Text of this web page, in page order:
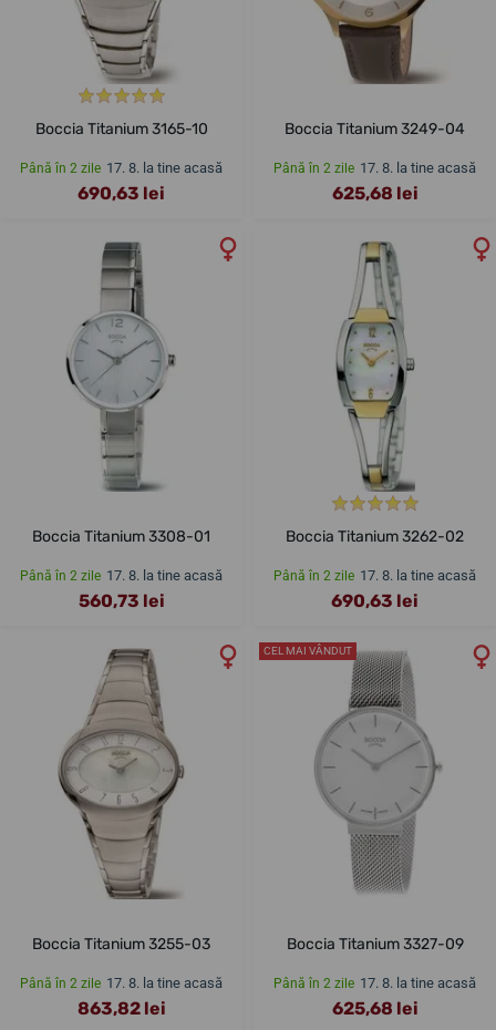
Boccia Titanium 3165-10
Până în 2 zile 17. 8. la tine acasă
690,63 lei
Boccia Titanium 3249-04
Până în 2 zile 17. 8. la tine acasă
625,68 lei
Boccia Titanium 3308-01
Până în 2 zile 17. 8. la tine acasă
560,73 lei
Boccia Titanium 3262-02
Până în 2 zile 17. 8. la tine acasă
690,63 lei
Boccia Titanium 3255-03
Până în 2 zile 17. 8. la tine acasă
863,82 lei
CEL MAI VÂNDUT
Boccia Titanium 3327-09
Până în 2 zile 17. 8. la tine acasă
625,68 lei